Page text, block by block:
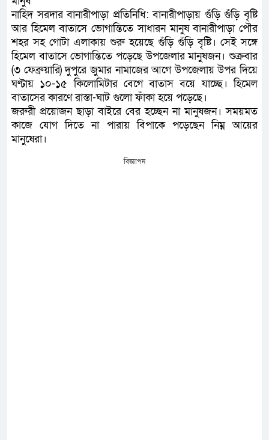
নাহিদ সরদার বানারীপাড়া প্রতিনিধি: বানারীপাড়ায় গুঁড়ি গুঁড়ি বৃষ্টি
আর হিমেল বাতাসে ভোগান্তিতে সাধারন মানুষ বানারীপাড়া পৌর
শহর সহ গোটা এলাকায় শুরু হয়েছে গুঁড়ি গুঁড়ি বৃষ্টি। সেই সঙ্গে
হিমেল বাতাসে ভোগান্তিতে পড়েছে উপজেলার মানুষজন। শুক্রবার
(৩ ফেব্রুয়ারি) দুপুরে জুমার নামাজের আগে উপজেলায় উপর দিয়ে
ঘণ্টায় ১০-১৫ কিলোমিটার বেগে বাতাস বয়ে যাচ্ছে। হিমেল
বাতাসের কারণে রাস্তা-ঘাট গুলো ফাঁকা হয়ে পড়েছে।
জরুরী প্রয়োজন ছাড়া বাইরে বের হচ্ছেন না মানুষজন। সময়মত
কাজে যোগ দিতে না পারায় বিপাকে পড়েছেন নিম্ন আয়ের
মানুষেরা।
বিজ্ঞাপন